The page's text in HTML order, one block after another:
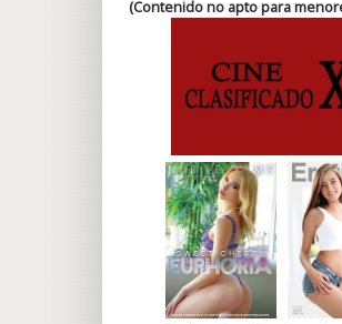
(Contenido no apto para